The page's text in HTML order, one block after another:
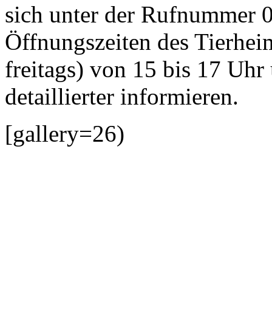
sich unter der Rufnummer
Öffnungszeiten des
freitags) von 15 bis 17
detaillierter informieren.
[gallery=26)